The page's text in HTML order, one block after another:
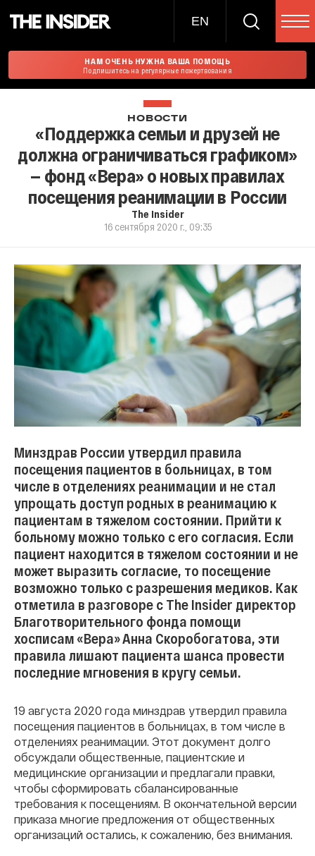
EN
НАМ ОЧЕНЬ НУЖНА ВАША ПОМОЩЬ
Подпишитесь на регулярные пожертвования
НОВОСТИ
«Поддержка семьи и друзей не
должна ограничиваться графиком»
— фонд «Вера» о новых правилах
посещения реанимации в России
The Insider
16 сентября 2020 г., 09:35
Минздрав России утвердил правила
посещения пациентов в больницах, в том
числе в отделениях реанимации и не стал
упрощать доступ родных в реанимацию к
пациентам в тяжелом состоянии. Прийти к
больному можно только с его согласия. Если
пациент находится в тяжелом состоянии и не
может выразить согласие, то посещение
возможно только с разрешения медиков. Как
отметила в разговоре с The Insider директор
Благотворительного фонда помощи
хосписам «Вера» Анна Скоробогатова, эти
правила лишают пациента шанса провести
последние мгновения в кругу семьи.
19 августа 2020 года минздрав утвердил правила
посещения пациентов в больницах, в том числе в
отделениях реанимации. Этот документ долго
обсуждали общественные, пациентские и
медицинские организации и предлагали правки,
чтобы сформировать сбалансированные
требования к посещениям. В окончательной версии
приказа многие предложения от общественных
организаций остались, к сожалению, без внимания.